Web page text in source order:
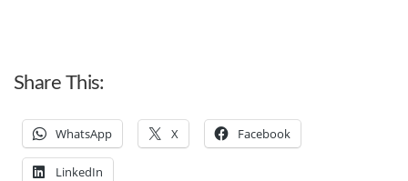
Share This:
WhatsApp X Facebook
LinkedIn